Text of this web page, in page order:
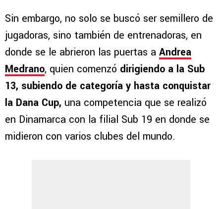
Sin embargo, no solo se buscó ser semillero de
jugadoras, sino también de entrenadoras, en
donde se le abrieron las puertas a Andrea
Medrano, quien comenzó dirigiendo a la Sub
13, subiendo de categoría y hasta conquistar
la Dana Cup, una competencia que se realizó
en Dinamarca con la filial Sub 19 en donde se
midieron con varios clubes del mundo.